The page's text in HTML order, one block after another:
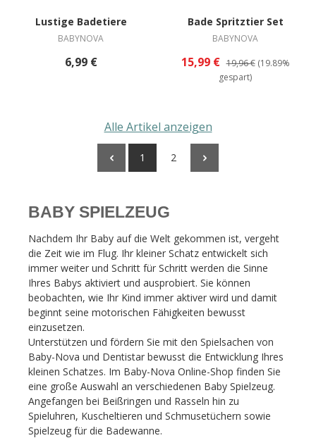
Lustige Badetiere
BABYNOVA
6,99 €
Bade Spritztier Set
BABYNOVA
15,99 € 19,96 € (19.89%
gespart)
Alle Artikel anzeigen
1 2
BABY SPIELZEUG
Nachdem Ihr Baby auf die Welt gekommen ist, vergeht
die Zeit wie im Flug. Ihr kleiner Schatz entwickelt sich
immer weiter und Schritt für Schritt werden die Sinne
Ihres Babys aktiviert und ausprobiert. Sie können
beobachten, wie Ihr Kind immer aktiver wird und damit
beginnt seine motorischen Fähigkeiten bewusst
einzusetzen.
Unterstützen und fördern Sie mit den Spielsachen von
Baby-Nova und Dentistar bewusst die Entwicklung Ihres
kleinen Schatzes. Im Baby-Nova Online-Shop finden Sie
eine große Auswahl an verschiedenen Baby Spielzeug.
Angefangen bei Beißringen und Rasseln hin zu
Spieluhren, Kuscheltieren und Schmusetüchern sowie
Spielzeug für die Badewanne.